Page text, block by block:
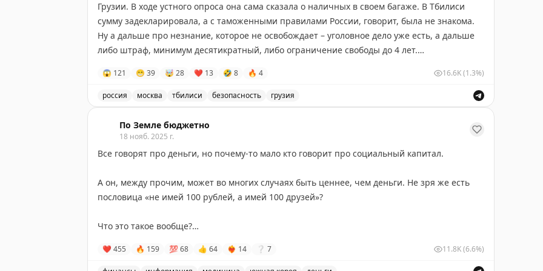
последнем фото, посмотрите сами. Сектор обслуживает обеспеченную прослойку,
экспатов и туристов, цены в долларах, и владельцы не особо ориентируются на местные
зарплаты.
По ощущениям чуть дороже Москвы, плюс-минус как современный Стамбул.
💭Пока писал пост, поймал себя на мысли, что при нынешнем курсе всё уже не так
становится ощутимой. В Сирии цены рухнули вместе с экономикой, а Ливан остался
Грузии. В ходе устного опроса она сама сказала о наличных в своем багаже. В Тбилиси
сумму задекларировала, а с таможенными правилами России, говорит, была не знакома.
Ну а дальше про незнание, которое не освобождает – уголовное дело уже есть, а дальше
либо штраф, минимум десятикратный, либо ограничение свободы до 4 лет.
Ну и не лишним будет напомнить: все, что свыше 10 тыс. долларов нужно декларировать.
@tourdom
😱 121 😁 39 🤯 28 ❤ 13 🤣 8 🔥 4 16.6K(1.3%)
россия москва тбилиси безопасность грузия
По Земле бюджетно
18 нояб. 2025 г.
Все говорят про деньги, но почему-то мало кто говорит про социальный капитал.
А он, между прочим, может во многих случаях быть ценнее, чем деньги. Не зря же есть
пословица «не имей 100 рублей, а имей 100 друзей»?
Что это такое вообще?
❤ 455 🔥 159 💯 68 👍 64 ❤‍🔥 14 ❔ 7 11.8K(6.6%)